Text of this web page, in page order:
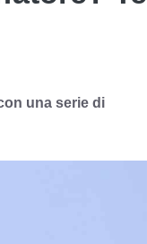
una serie di